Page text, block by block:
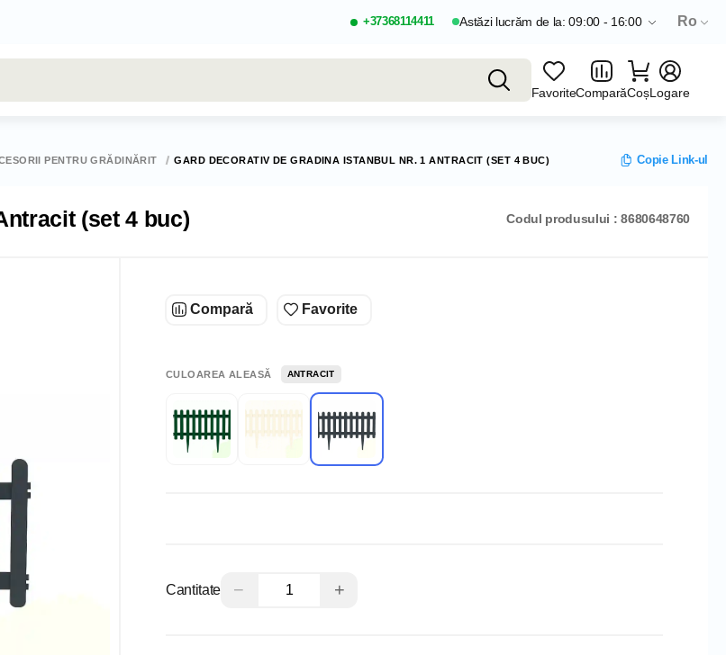
+37368114411 Astăzi lucrăm de la: 09:00 - 16:00 Ro
FavoriteComparăCoșLogare
PENTRU GRĂDINĂRIT GARD DECORATIV DE GRADINA ISTANBUL NR. 1 ANTRACIT (SET 4 BUC) Copie Link-ul
(set 4 buc) Codul produsului : 8680648760
Compară Favorite
CULOAREA ALEASĂ ANTRACIT
Cantitate − +